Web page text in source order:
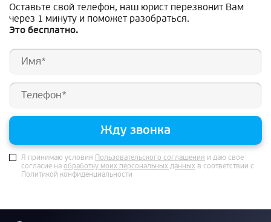
Оставьте свой телефон, наш юрист перезвонит Вам
через 1 минуту и поможет разобраться.
Это бесплатно.
Жду звонка
Я принимаю условия Пользовательского соглашения и даю свое
согласие на обработку моих персональных данных в соответствии с
Политикой конфиденциальности